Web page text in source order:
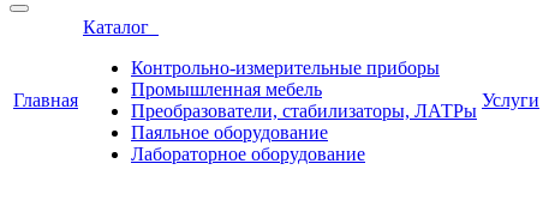
Главная
Каталог
Контрольно-измерительные приборы
Промышленная мебель
Преобразователи, стабилизаторы, ЛАТРы
Паяльное оборудование
Лабораторное оборудование
Услуги